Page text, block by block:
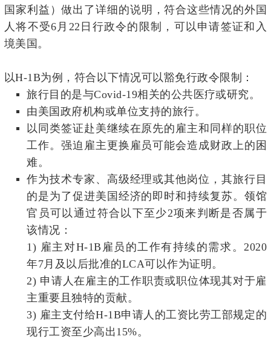
国家利益）做出了详细的说明，符合这些情况的外国
人将不受6月22日行政令的限制，可以申请签证和入
境美国。
以H-1B为例，符合以下情况可以豁免行政令限制：
旅行目的是与Covid-19相关的公共医疗或研究。
由美国政府机构或单位支持的旅行。
以同类签证赴美继续在原先的雇主和同样的职位
工作。强迫雇主更换雇员可能会造成财政上的困
难。
作为技术专家、高级经理或其他岗位，其旅行目
的是为了促进美国经济的即时和持续复苏。领馆
官员可以通过符合以下至少2项来判断是否属于
该情况：
1) 雇主对H-1B雇员的工作有持续的需求。2020
年7月及以后批准的LCA可以作为证明。
2) 申请人在雇主的工作职责或职位体现其对于雇
主重要且独特的贡献。
3) 雇主支付给H-1B申请人的工资比劳工部规定的
现行工资至少高出15%。